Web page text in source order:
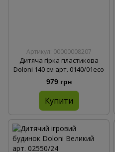
Артикул: 00000008207
Дитяча гірка пластикова
Doloni 140 см арт. 0140/01eco
979 грн
Купити